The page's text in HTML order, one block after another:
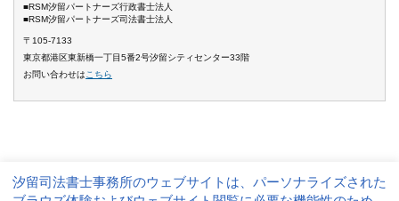
■RSM汐留パートナーズ行政書士法人
■RSM汐留パートナーズ司法書士法人
〒105-7133
東京都港区東新橋一丁目5番2号汐留シティセンター33階
お問い合わせは こちら
サイト運営方針 個人情報保護方針
汐留司法書士事務所のウェブサイトは、パーソナライズされた